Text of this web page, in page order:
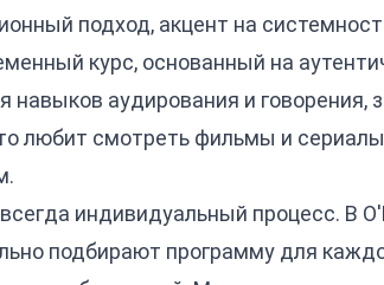
подход, акцент на
курс, основанный на
навыков аудирования и
любит смотреть фильмы и
индивидуальный процесс. В
подбирают программу для